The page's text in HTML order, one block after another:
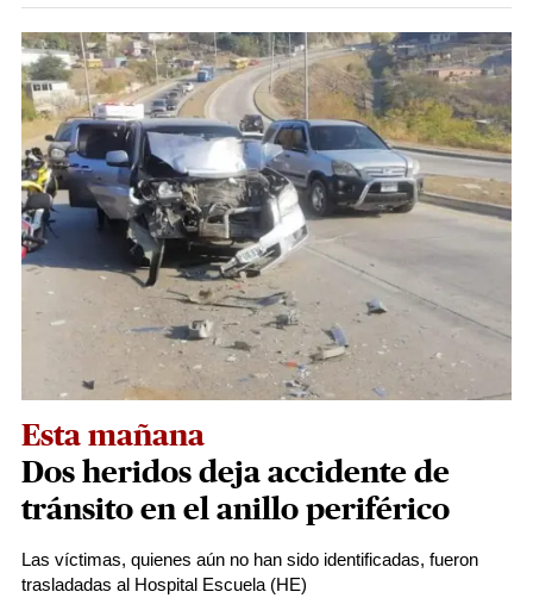
Esta mañana
Dos heridos deja accidente de
tránsito en el anillo periférico
Las víctimas, quienes aún no han sido identificadas, fueron
trasladadas al Hospital Escuela (HE)